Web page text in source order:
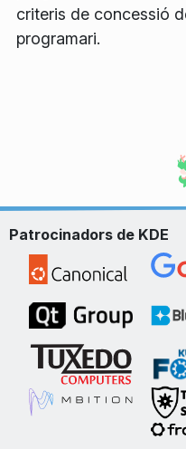
criteris de concessió
programari.
Patrocinadors de KDE